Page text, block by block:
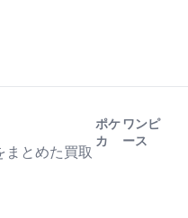
まとめた買取
ポケ
カ
ワンピ
ース